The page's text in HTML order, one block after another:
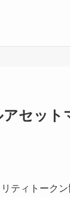
セット
ティトーク